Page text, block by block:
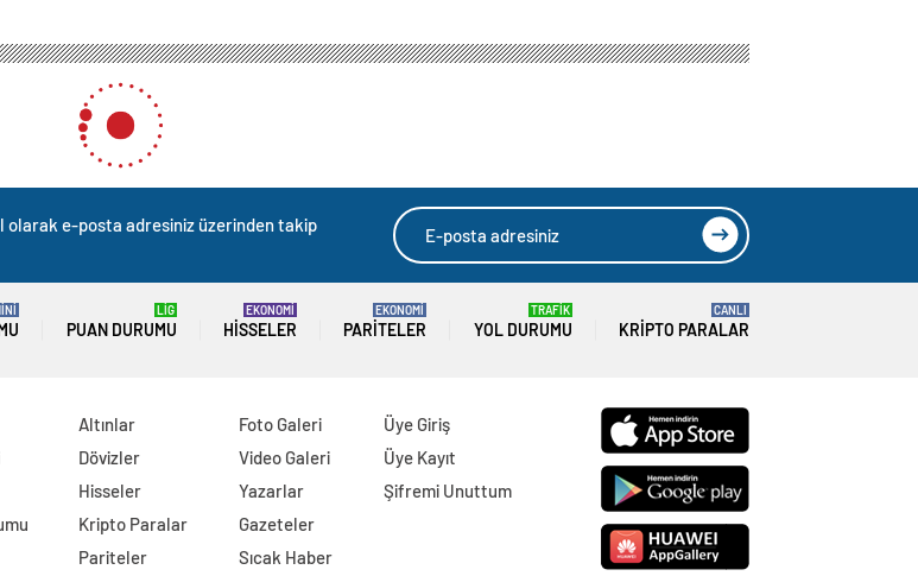
olarak e-posta adresiniz üzerinden takip
PUAN DURUMU
LİG
HISSELER
EKONOMİ
PARITELER
EKONOMİ
YOL DURUMU
TRAFİK
KRIPTO PARALAR
CANLI
Altınlar
Dövizler
Hisseler
Kripto Paralar
Pariteler
Foto Galeri
Video Galeri
Yazarlar
Gazeteler
Sıcak Haber
Üye Giriş
Üye Kayıt
Şifremi Unuttum